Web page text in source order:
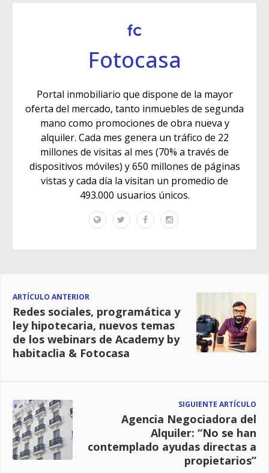
Fotocasa
Portal inmobiliario que dispone de la mayor
oferta del mercado, tanto inmuebles de segunda
mano como promociones de obra nueva y
alquiler. Cada mes genera un tráfico de 22
millones de visitas al mes (70% a través de
dispositivos móviles) y 650 millones de páginas
vistas y cada día la visitan un promedio de
493.000 usuarios únicos.
ARTÍCULO ANTERIOR
Redes sociales, programática y
ley hipotecaria, nuevos temas
de los webinars de Academy by
habitaclia & Fotocasa
SIGUIENTE ARTÍCULO
Agencia Negociadora del
Alquiler: “No se han
contemplado ayudas directas a
propietarios”